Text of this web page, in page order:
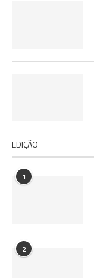
EDIÇÃO
1
2